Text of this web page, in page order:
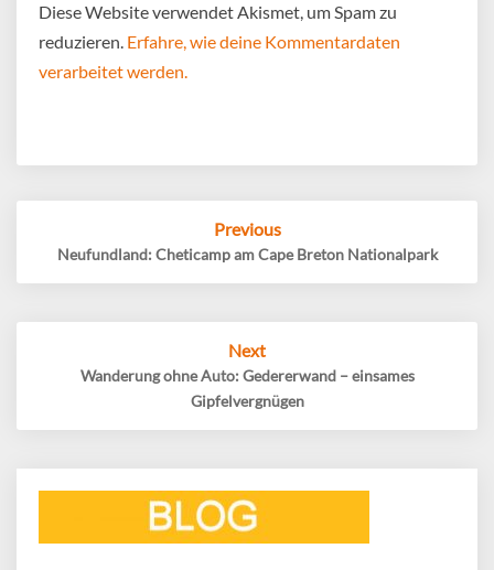
Diese Website verwendet Akismet, um Spam zu
reduzieren. Erfahre, wie deine Kommentardaten
verarbeitet werden.
Previous
Neufundland: Cheticamp am Cape Breton Nationalpark
Next
Wanderung ohne Auto: Gedererwand – einsames
Gipfelvergnügen